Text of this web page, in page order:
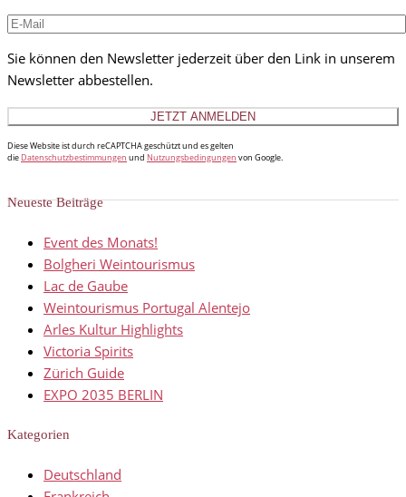
Sie können den Newsletter jederzeit über den Link in unserem
Newsletter abbestellen.
Diese Website ist durch reCAPTCHA geschützt und es gelten
die Datenschutzbestimmungen und Nutzungsbedingungen von Google.
Neueste Beiträge
Event des Monats!
Bolgheri Weintourismus
Lac de Gaube
Weintourismus Portugal Alentejo
Arles Kultur Highlights
Victoria Spirits
Zürich Guide
EXPO 2035 BERLIN
Kategorien
Deutschland